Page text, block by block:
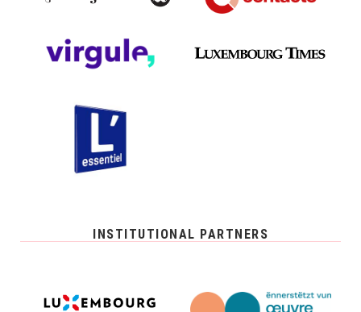
INSTITUTIONAL PARTNERS